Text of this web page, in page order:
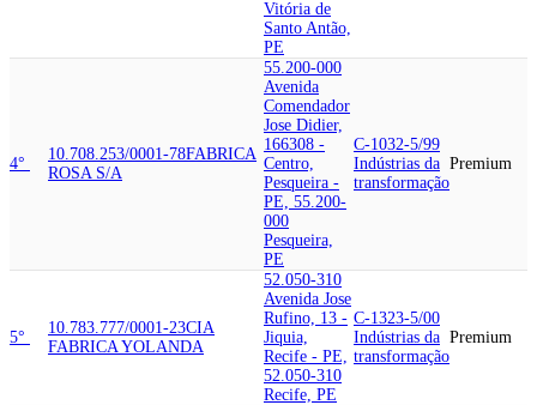
Vitória de
Santo Antão,
PE
4°
10.708.253/0001-78FABRICA
ROSA S/A
55.200-000
Avenida
Comendador
Jose Didier,
166308 -
Centro,
Pesqueira -
PE, 55.200-
000
Pesqueira,
PE
C-1032-5/99
Indústrias da
transformação
Premium
5°
10.783.777/0001-23CIA
FABRICA YOLANDA
52.050-310
Avenida Jose
Rufino, 13 -
Jiquia,
Recife - PE,
52.050-310
Recife, PE
C-1323-5/00
Indústrias da
transformação
Premium